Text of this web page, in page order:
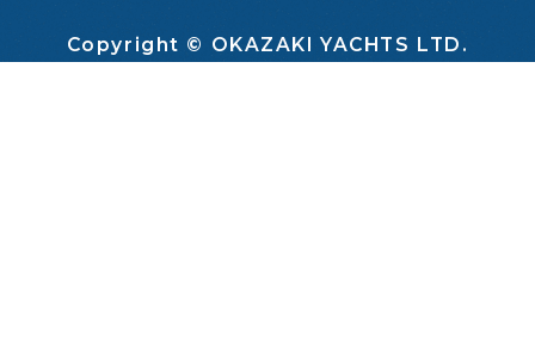
Copyright © OKAZAKI YACHTS LTD.